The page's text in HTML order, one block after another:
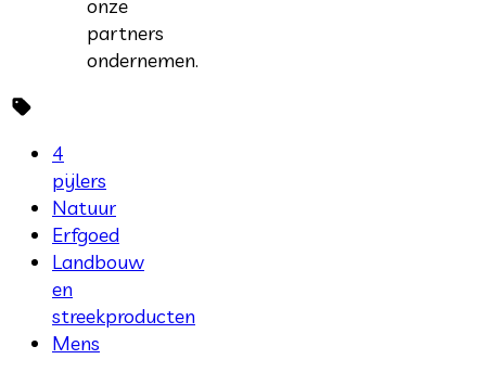
onze
partners
ondernemen.
4
pijlers
Natuur
Erfgoed
Landbouw
en
streekproducten
Mens